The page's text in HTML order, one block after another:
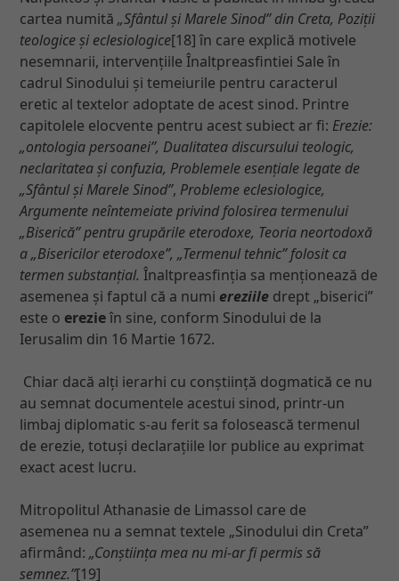
cartea numită„Sfântul și Marele Sinod” din Creta, Poziții
teologice și eclesiologice[18] în care explică motivele
nesemnarii, intervențiile Înaltpreasfintiei Sale în
cadrul Sinodului și temeiurile pentru caracterul
eretic al textelor adoptate de acest sinod. Printre
capitolele elocvente pentru acest subiect ar fi: Erezie:
„ontologia persoanei”, Dualitatea discursului teologic,
neclaritatea și confuzia, Problemele esențiale legate de
„Sfântul și Marele Sinod”, Probleme eclesiologice,
Argumente neîntemeiate privind folosirea termenului
„Biserică” pentru grupările eterodoxe, Teoria neortodoxă
a „Bisericilor eterodoxe”, „Termenul tehnic” folosit ca
termen substanțial.Înaltpreasfinția sa menționează de
asemenea și faptul că a numi ereziile drept „biserici”
este o erezieîn sine, conform Sinodului de la
Ierusalim din 16 Martie 1672.
Chiar dacă alți ierarhi cu conștiință dogmatică ce nu
au semnat documentele acestui sinod, printr-un
limbaj diplomatic s-au ferit sa folosească termenul
de erezie, totuși declarațiile lor publice au exprimat
exact acest lucru.
Mitropolitul Athanasie de Limassol care de
asemenea nu a semnat textele „Sinodului din Creta”
afirmând:„Conștiința mea nu mi-ar fi permis să
semnez.”[19]